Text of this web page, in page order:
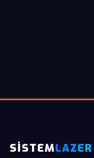
SİSTEMLAZER